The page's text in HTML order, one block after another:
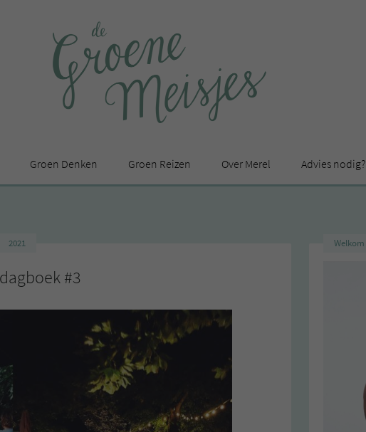
Groen Denken Groen Reizen Over Merel Advies nodig?
2021
#3
Welkom